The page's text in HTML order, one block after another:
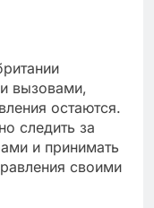
вызовами,
остаются.
следить за
и принимать
своими